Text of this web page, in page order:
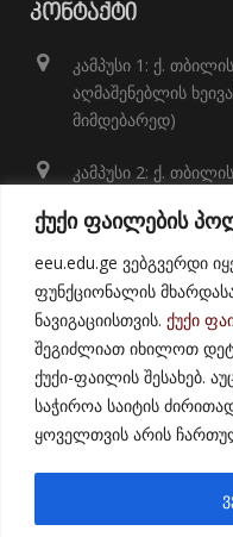
ქუქი ფაილების
eeu.edu.ge ვებგვერდი
ფუნქციონალის
ნავიგაციისთვის. ქუქი
შეგიძლიათ იხილოთ
ქუქი-ფაილის შესახებ.
საჭიროა საიტის
ყოველთვის არის
ᲙᲝᲜᲢᲐᲥᲢᲘ
კამპუსი 1: ქ.
აღმაშენებლის
მიმდებარედ)
კამპუსი 2: ქ.
+995 32 248 01 41;
info@eeu.edu.ge